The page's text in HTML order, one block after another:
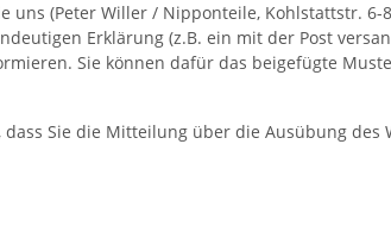
(Peter Willer / Nipponteile, Kohlstattstr. 6-
Erklärung (z.B. ein mit der Post
Sie können dafür das beigefügte
Sie die Mitteilung über die Ausübung